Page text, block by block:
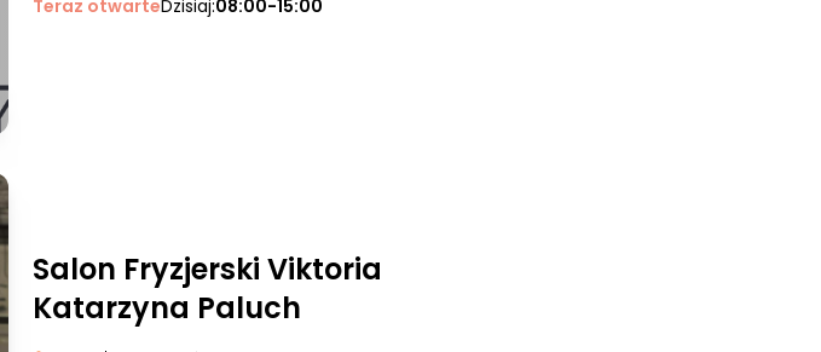
Teraz otwarteDzisiaj:08:00-15:00
Salon Fryzjerski Viktoria
Katarzyna Paluch